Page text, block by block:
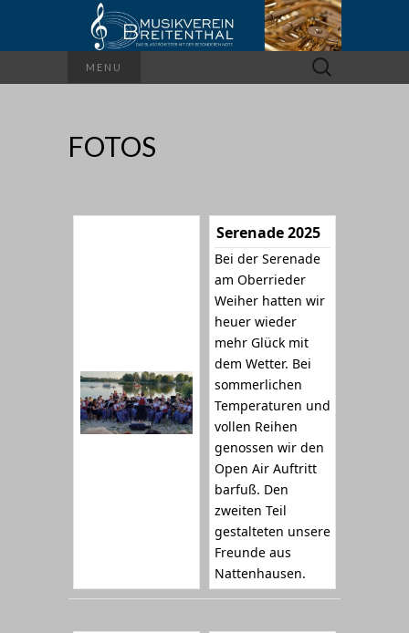
MENU
Suchen
nach:
FOTOS
Serenade 2025
Bei der Serenade
am Oberrieder
Weiher hatten wir
heuer wieder
mehr Glück mit
dem Wetter. Bei
sommerlichen
Temperaturen und
vollen Reihen
genossen wir den
Open Air Auftritt
barfuß. Den
zweiten Teil
gestalteten unsere
Freunde aus
Nattenhausen.